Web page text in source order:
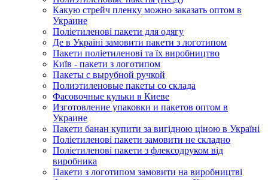
Какую стрейч пленку можно заказать оптом в
Украине
Поліетиленові пакети для одягу
Де в Україні замовити пакети з логотипом
Пакети поліетиленові та їх виробництво
Київ - пакети з логотипом
Пакеты с вырубной ручкой
Полиэтиленовые пакеты со склада
Фасовочные кульки в Киеве
Изготовление упаковки и пакетов оптом в
Украине
Пакети банан купити за вигідною ціною в Україні
Поліетиленові пакети замовити не складно
Поліетиленові пакети з флексодруком від
виробника
Пакети з логотипом замовити на виробництві